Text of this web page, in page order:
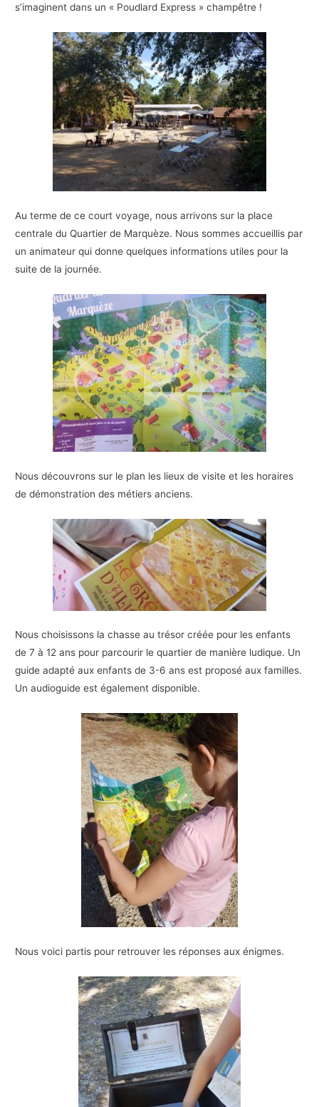
s’imaginent dans un « Poudlard Express » champêtre !
Au terme de ce court voyage, nous arrivons sur la place
centrale du Quartier de Marquèze. Nous sommes accueillis par
un animateur qui donne quelques informations utiles pour la
suite de la journée.
Nous découvrons sur le plan les lieux de visite et les horaires
de démonstration des métiers anciens.
Nous choisissons la chasse au trésor créée pour les enfants
de 7 à 12 ans pour parcourir le quartier de manière ludique. Un
guide adapté aux enfants de 3-6 ans est proposé aux familles.
Un audioguide est également disponible.
Nous voici partis pour retrouver les réponses aux énigmes.